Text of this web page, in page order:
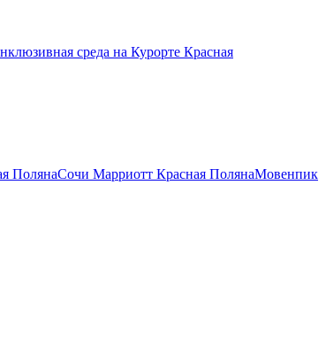
среда на Курорте Красная
ПолянаСочи Марриотт Красная ПолянаМовенпик